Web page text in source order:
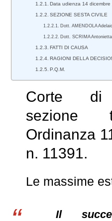
Data udienza 14 dicembre
SEZIONE SESTA CIVILE
Dott. AMENDOLA
Dott. SCRIMA
FATTI DI CAUSA
RAGIONI DELLA
P.Q.M.
Corte di
sezione
Ordinanza
n. 11391.
Le massime
Il